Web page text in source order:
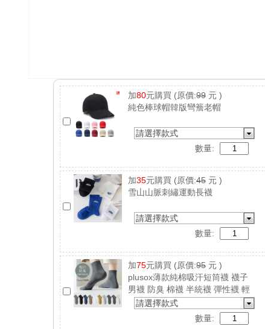
加80元購買 (原價:99 元 )
純色棒球帽韓版彎簷老帽
請選擇款式
數量:
加35元購買 (原價:45 元 )
雪山山脈刺繡運動長襪
請選擇款式
數量:
加75元購買 (原價:95 元 )
plusox薄款純棉吸汗短筒襪 襪子
男襪 防臭 棉襪 半統襪 彈性襪 輕
薄透氣
請選擇款式
數量: